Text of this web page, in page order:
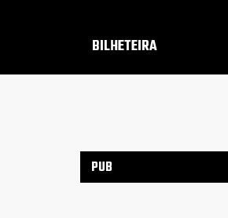
BILHETEIRA
PUB